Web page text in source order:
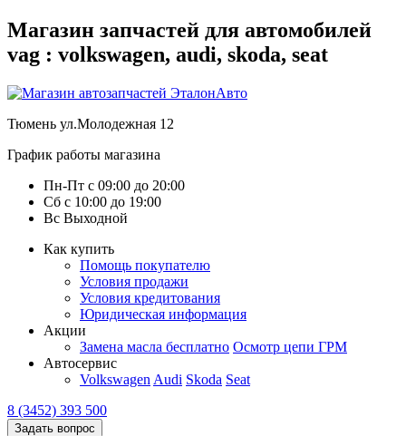
Магазин запчастей для автомобилей
vag : volkswagen, audi, skoda, seat
Тюмень ул.Молодежная 12
График работы магазина
Пн-Пт с 09:00 до 20:00
Сб с 10:00 до 19:00
Вс Выходной
Как купить
Помощь покупателю
Условия продажи
Условия кредитования
Юридическая информация
Акции
Замена масла бесплатно Осмотр цепи ГРМ
Автосервис
Volkswagen Audi Skoda Seat
8 (3452) 393 500
Задать вопрос